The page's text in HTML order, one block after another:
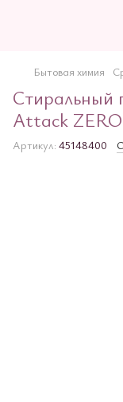
Бытовая химия
Стиральный
Attack
Артикул: 45148400